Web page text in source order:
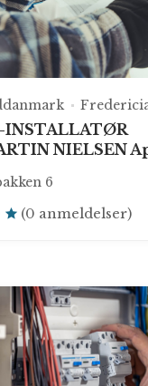
INSTALLATØR
NIELSEN
6
(0 anmeldelser)